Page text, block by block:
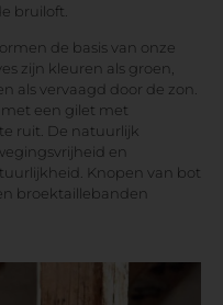
bruiloft.
de basis van onze
zijn kleuren als groen,
als vervaagd door de zon.
een gilet met
ruit. De natuurlijk
en
Knopen van bot
broektaillebanden